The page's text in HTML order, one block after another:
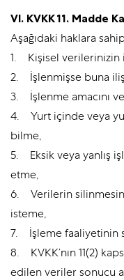
VI. KVKK 11. Madde
Aşağıdaki haklara
1. Kişisel verilerinizin
2. İşlenmişse buna
3. İşlenme amacını
4. Yurt içinde veya
bilme,
5. Eksik veya yanlış
etme,
6. Verilerin
isteme,
7. İşleme faaliyetinin
8. KVKK’nın 11(2)
edilen veriler sonucu